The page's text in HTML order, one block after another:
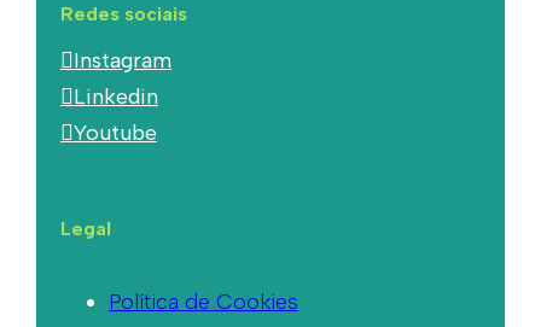
Redes sociais
Instagram
Linkedin
Youtube
Legal
Política de Cookies